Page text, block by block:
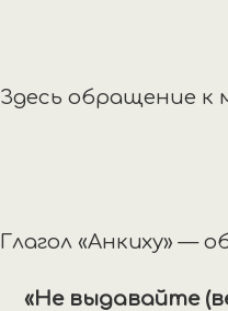
Здесь обращение к
Глагол «Анкиху» —
«Не выдавайте